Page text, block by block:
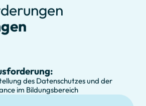
des Datenschutzes und der
im Bildungsbereich